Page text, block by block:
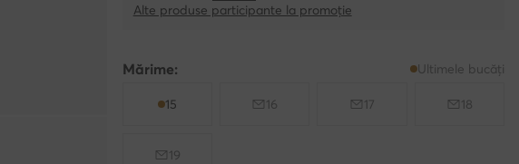
Alte produse participante la promoție
Mărime: Ultimele bucăți
15 16 17 18
19